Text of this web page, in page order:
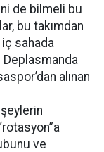
de bilmeli bu
bu takımdan
sahada
Deplasmanda
alınan
ve